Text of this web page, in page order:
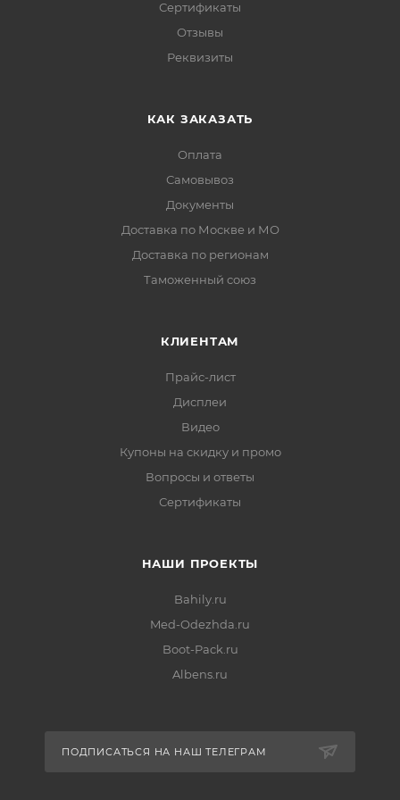
Сертификаты
Отзывы
Реквизиты
КАК ЗАКАЗАТЬ
Оплата
Самовывоз
Документы
Доставка по Москве и МО
Доставка по регионам
Таможенный союз
КЛИЕНТАМ
Прайс-лист
Дисплеи
Видео
Купоны на скидку и промо
Вопросы и ответы
Сертификаты
НАШИ ПРОЕКТЫ
Bahily.ru
Med-Odezhda.ru
Boot-Pack.ru
Albens.ru
ПОДПИСАТЬСЯ НА НАШ ТЕЛЕГРАМ